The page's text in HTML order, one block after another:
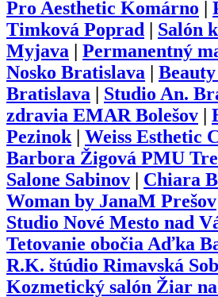
Pro Aesthetic Komárno
Timková Poprad
Salón
Myjava
Permanentný
Nosko Bratislava
Bratislava
Studio An.
zdravia EMAR Bolešov
Pezinok| Weiss Esthetic
Barbora Žigová PMU
Salone Sabinov
Chiara
Woman by JanaM Prešov
Studio Nové Mesto nad
Tetovanie obočia Aďka
R.K. štúdio Rimavská
Kozmetický salón Žiar